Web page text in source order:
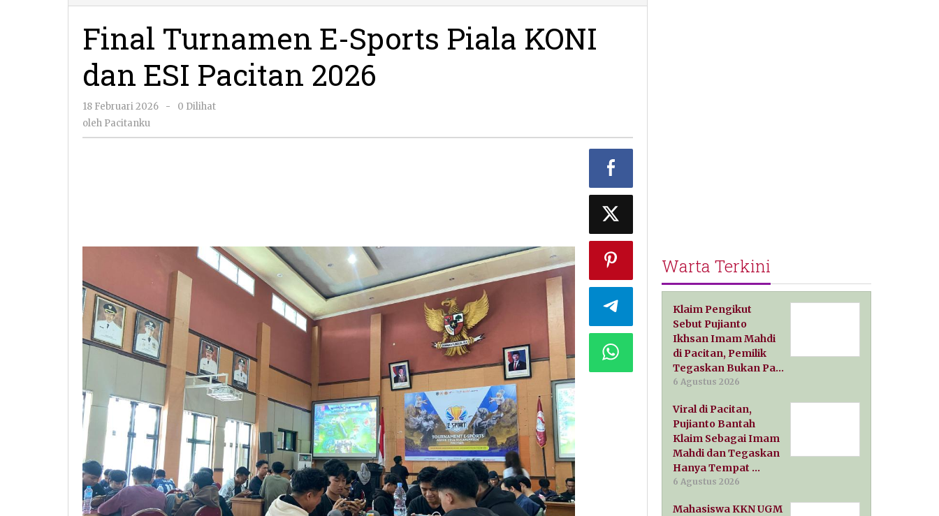
Turnamen
Sports
Piala
Final Turnamen E-Sports Piala KONI
dan ESI Pacitan 2026
18 Februari 2026
oleh
-
0 Dilihat
oleh Pacitanku
Warta Terkini
Klaim Pengikut
Sebut Pujianto
Ikhsan Imam Mahdi
di Pacitan, Pemilik
Tegaskan Bukan Pa…
6 Agustus 2026
Viral di Pacitan,
Pujianto Bantah
Klaim Sebagai Imam
Mahdi dan Tegaskan
Hanya Tempat …
6 Agustus 2026
Mahasiswa KKN UGM